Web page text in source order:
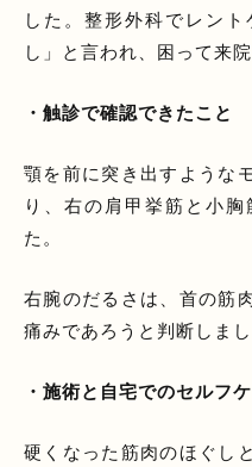
した。整形外科でレン
し」と言われ、困って来院
・触診で確認できたこと
顎を前に突き出すような
り、右の肩甲挙筋と小
た。
右腕のだるさは、首の筋
痛みであろうと判断しまし
・施術と自宅でのセルフ
硬くなった筋肉のほぐし